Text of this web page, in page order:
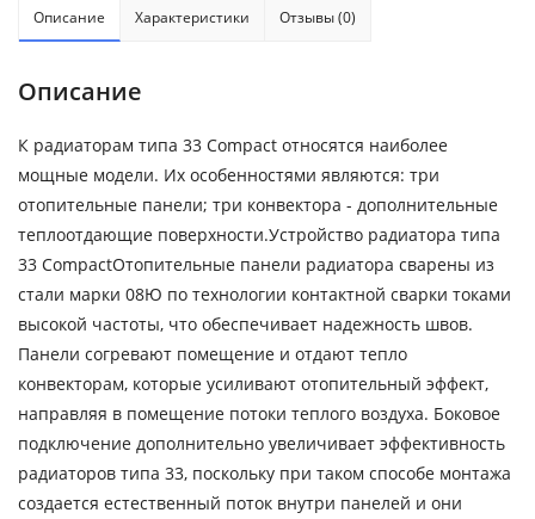
Описание Характеристики Отзывы (0)
Описание
К радиаторам типа 33 Compact относятся наиболее
мощные модели. Их особенностями являются: три
отопительные панели; три конвектора - дополнительные
теплоотдающие поверхности.Устройство радиатора типа
33 CompactОтопительные панели радиатора сварены из
стали марки 08Ю по технологии контактной сварки токами
высокой частоты, что обеспечивает надежность швов.
Панели согревают помещение и отдают тепло
конвекторам, которые усиливают отопительный эффект,
направляя в помещение потоки теплого воздуха. Боковое
подключение дополнительно увеличивает эффективность
радиаторов типа 33, поскольку при таком способе монтажа
создается естественный поток внутри панелей и они